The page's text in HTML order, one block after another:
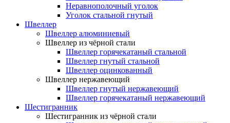
Неравнополочный уголок
Уголок стальной гнутый
Швеллер
Швеллер алюминиевый
Швеллер из чёрной стали
Швеллер горячекатаный стальной
Швеллер гнутый стальной
Швеллер оцинкованный
Швеллер нержавеющий
Швеллер гнутый нержавеющий
Швеллер горячекатаный нержавеющий
Шестигранник
Шестигранник из чёрной стали